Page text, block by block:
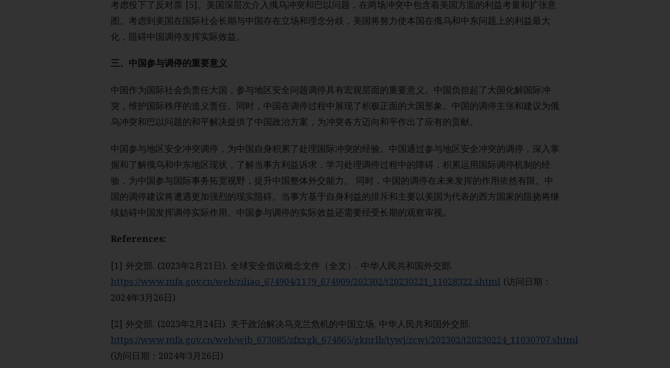
考虑投下了反对票 [5]。美国深层次介入俄乌冲突和巴以问题，在两场冲突中包含着美国方面的利益考量和扩张意
图。考虑到美国在国际社会长期与中国存在立场和理念分歧，美国将努力使本国在俄乌和中东问题上的利益最大
化，阻碍中国调停发挥实际效益。
三、中国参与调停的重要意义
中国作为国际社会负责任大国，参与地区安全问题调停具有宏观层面的重要意义。中国负担起了大国化解国际冲
突，维护国际秩序的道义责任。同时，中国在调停过程中展现了积极正面的大国形象。中国的调停主张和建议为俄
乌冲突和巴以问题的和平解决提供了中国政治方案，为冲突各方迈向和平作出了应有的贡献。
中国参与地区安全冲突调停，为中国自身积累了处理国际冲突的经验。中国通过参与地区安全冲突的调停，深入掌
握和了解俄乌和中东地区现状，了解当事方利益诉求，学习处理调停过程中的障碍，积累运用国际调停机制的经
验，为中国参与国际事务拓宽视野，提升中国整体外交能力。 同时，中国的调停在未来发挥的作用依然有限。中
国的调停建议将遭遇更加强烈的现实阻碍。当事方基于自身利益的排斥和主要以美国为代表的西方国家的阻挠将继
续妨碍中国发挥调停实际作用。中国参与调停的实际效益还需要经受长期的观察审视。
References:
[1] 外交部. (2023年2月21日). 全球安全倡议概念文件（全文）. 中华人民共和国外交部.
https://www.mfa.gov.cn/web/ziliao_674904/1179_674909/202302/t20230221_11028322.shtml (访问日期：
2024年3月26日)
[2] 外交部. (2023年2月24日). 关于政治解决乌克兰危机的中国立场. 中华人民共和国外交部.
https://www.mfa.gov.cn/web/wjb_673085/zfxxgk_674865/gknrlb/tywj/zcwj/202302/t20230224_11030707.shtml
(访问日期：2024年3月26日)